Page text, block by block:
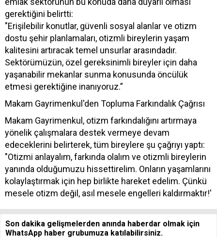
gerektiğini belirtti:
"Erişilebilir konutlar, güvenli sosyal alanlar ve otizm
dostu şehir planlamaları, otizmli bireylerin yaşam
kalitesini artıracak temel unsurlar arasındadır.
Sektörümüzün, özel gereksinimli bireyler için daha
yaşanabilir mekanlar sunma konusunda öncülük
etmesi gerektiğine inanıyoruz.”
Makam Gayrimenkul'den Topluma Farkındalık Çağrısı
Makam Gayrimenkul, otizm farkındalığını artırmaya
yönelik çalışmalara destek vermeye devam
edeceklerini belirterek, tüm bireylere şu çağrıyı yaptı:
"Otizmi anlayalım, farkında olalım ve otizmli bireylerin
yanında olduğumuzu hissettirelim. Onların yaşamlarını
kolaylaştırmak için hep birlikte hareket edelim. Çünkü
mesele otizm değil, asıl mesele engelleri kaldırmaktır!'
Son dakika gelişmelerden anında haberdar olmak için
WhatsApp haber grubumuza katılabilirsiniz.